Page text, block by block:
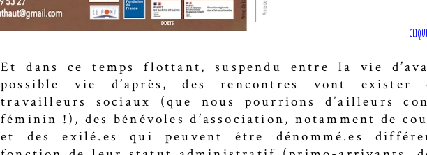
Et dans ce temps flottant, suspendu entre la vie
possible vie d’après, des rencontres vont exister
travailleurs sociaux (que nous pourrions d’ailleurs
féminin !), des bénévoles d’association, notamment de
et des exilé.es qui peuvent être dénommé.es